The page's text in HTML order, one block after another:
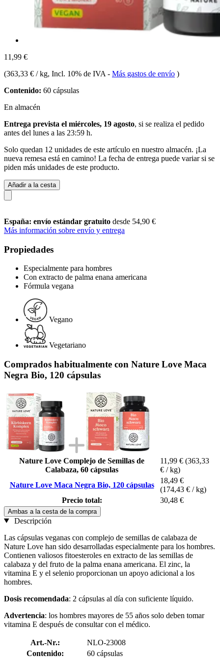
11,99 €
(363,33 € / kg, Incl. 10% de IVA - Más gastos de envío )
Contenido: 60 cápsulas
En almacén
Entrega prevista el miércoles, 19 agosto, si se realiza el pedido
antes del lunes a las 23:59 h.
Solo quedan 12 unidades de este artículo en nuestro almacén. ¡La
nueva remesa está en camino! La fecha de entrega puede variar si se
piden más unidades de este producto.
Añadir a la cesta
España: envío estándar gratuito desde 54,90 €
Más información sobre envío y entrega
Propiedades
Especialmente para hombres
Con extracto de palma enana americana
Fórmula vegana
Vegano
Vegetariano
Comprados habitualmente con Nature Love Maca
Negra Bio, 120 cápsulas
Nature Love Complejo de Semillas de
Calabaza, 60 cápsulas
11,99 € (363,33
€ / kg)
Nature Love Maca Negra Bio, 120 cápsulas
18,49 €
(174,43 € / kg)
Precio total:
30,48 €
Ambas a la cesta de la compra
Descripción
Las cápsulas veganas con complejo de semillas de calabaza de
Nature Love han sido desarrolladas especialmente para los hombres.
Contienen valiosos fitoesteroles en extracto de las semillas de
calabaza y del fruto de la palma enana americana. El zinc, la
vitamina E y el selenio proporcionan un apoyo adicional a los
hombres.
Dosis recomendada: 2 cápsulas al día con suficiente líquido.
Advertencia: los hombres mayores de 55 años solo deben tomar
vitamina E después de consultar con el médico.
Art.-Nr.:
NLO-23008
Contenido:
60 cápsulas